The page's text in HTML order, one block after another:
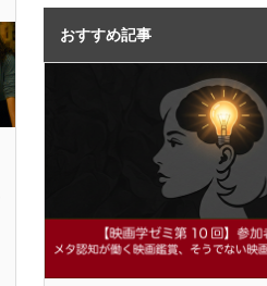
おすすめ記事